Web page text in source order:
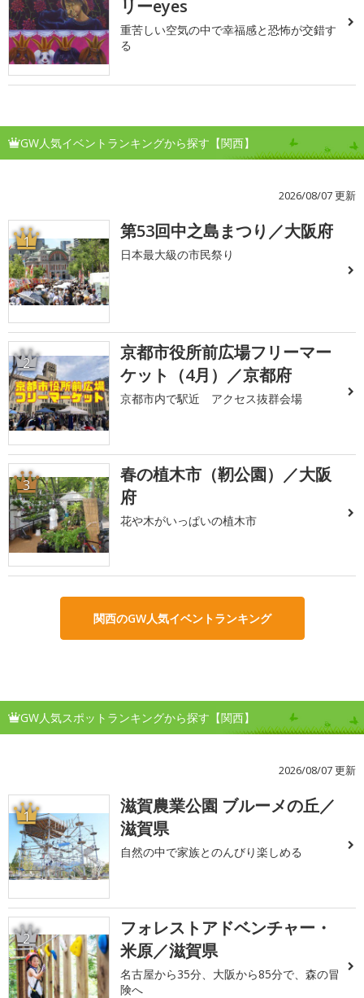
リーeyes
重苦しい空気の中で幸福感と恐怖が交錯す
る
GW人気イベントランキングから探す【関西】
2026/08/07 更新
1 第53回中之島まつり／大阪府
日本最大級の市民祭り
2
京都市役所前広場フリーマー
ケット（4月）／京都府
京都市内で駅近 アクセス抜群会場
3
春の植木市（靭公園）／大阪
府
花や木がいっぱいの植木市
関西のGW人気イベントランキング
GW人気スポットランキングから探す【関西】
2026/08/07 更新
1
滋賀農業公園 ブルーメの丘／
滋賀県
自然の中で家族とのんびり楽しめる
2
フォレストアドベンチャー・
米原／滋賀県
名古屋から35分、大阪から85分で、森の冒
険へ